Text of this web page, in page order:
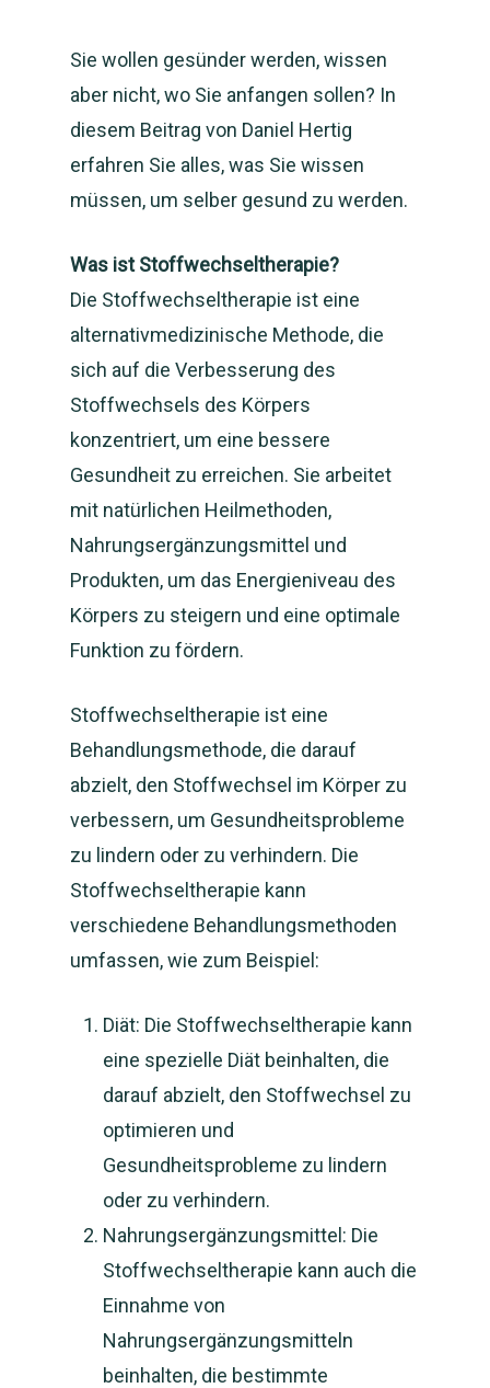
Sie wollen gesünder werden, wissen
aber nicht, wo Sie anfangen sollen? In
diesem Beitrag von Daniel Hertig
erfahren Sie alles, was Sie wissen
müssen, um selber gesund zu werden.
Was ist Stoffwechseltherapie?
Die Stoffwechseltherapie ist eine
alternativmedizinische Methode, die
sich auf die Verbesserung des
Stoffwechsels des Körpers
konzentriert, um eine bessere
Gesundheit zu erreichen. Sie arbeitet
mit natürlichen Heilmethoden,
Nahrungsergänzungsmittel und
Produkten, um das Energieniveau des
Körpers zu steigern und eine optimale
Funktion zu fördern.
Stoffwechseltherapie ist eine
Behandlungsmethode, die darauf
abzielt, den Stoffwechsel im Körper zu
verbessern, um Gesundheitsprobleme
zu lindern oder zu verhindern. Die
Stoffwechseltherapie kann
verschiedene Behandlungsmethoden
umfassen, wie zum Beispiel:
Diät: Die Stoffwechseltherapie kann
eine spezielle Diät beinhalten, die
darauf abzielt, den Stoffwechsel zu
optimieren und
Gesundheitsprobleme zu lindern
oder zu verhindern.
Nahrungsergänzungsmittel: Die
Stoffwechseltherapie kann auch die
Einnahme von
Nahrungsergänzungsmitteln
beinhalten, die bestimmte